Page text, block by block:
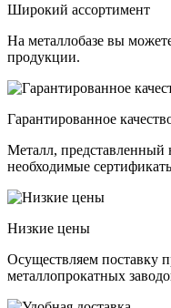
Широкий ассортимент
На металлобазе вы
продукции.
Гарантированное
Металл, представленный
необходимые
Низкие цены
Осуществляем поставку
металлопрокатных